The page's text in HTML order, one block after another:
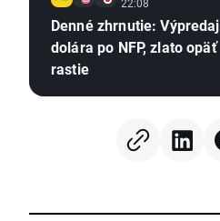
22:08
Denné zhrnutie: Výpredaj
dolára po NFP, zlato opäť
rastie